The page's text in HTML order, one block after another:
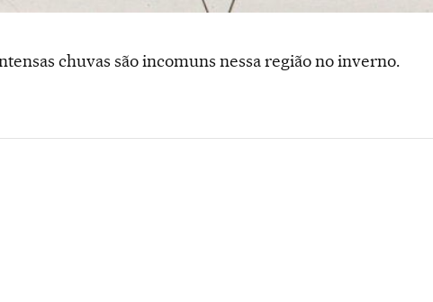
chuvas são incomuns nessa região no inverno.